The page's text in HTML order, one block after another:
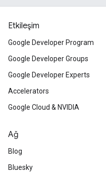
Etkileşim
Google Developer Program
Google Developer Groups
Google Developer Experts
Accelerators
Google Cloud & NVIDIA
Ağ
Blog
Bluesky